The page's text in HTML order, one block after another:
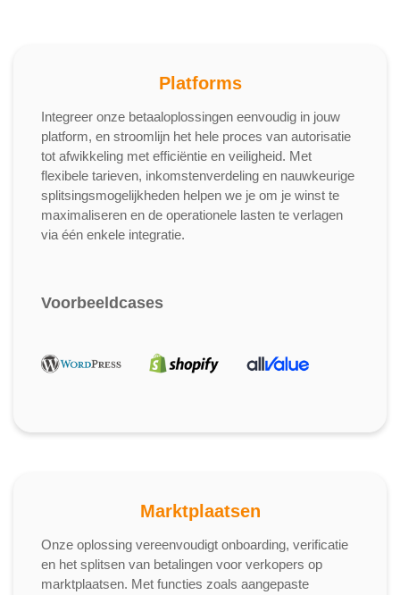
Platforms
Integreer onze betaaloplossingen eenvoudig in jouw
platform, en stroomlijn het hele proces van autorisatie
tot afwikkeling met efficiëntie en veiligheid. Met
flexibele tarieven, inkomstenverdeling en nauwkeurige
splitsingsmogelijkheden helpen we je om je winst te
maximaliseren en de operationele lasten te verlagen
via één enkele integratie.
Voorbeeldcases
Marktplaatsen
Onze oplossing vereenvoudigt onboarding, verificatie
en het splitsen van betalingen voor verkopers op
marktplaatsen. Met functies zoals aangepaste